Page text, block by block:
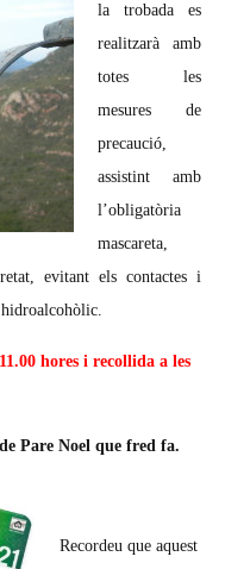
la trobada es
realitzarà amb
totes les
mesures de
precaució,
assistint amb
l’obligatòria
mascareta,
evitant els contactes i
hores i recollida a les
Pare Noel que fred fa.
Recordeu que aquest